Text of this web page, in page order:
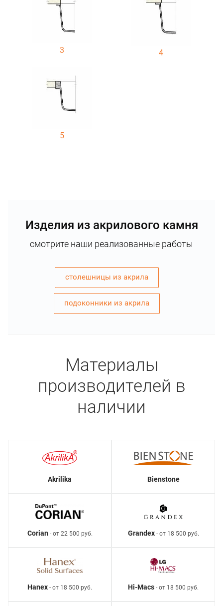
3 4
5
Изделия из акрилового камня
смотрите наши реализованные работы
столешницы из акрила
подоконники из акрила
Материалы
производителей в
наличии
Akrilika Bienstone
Corian- от 22 500 руб. Grandex- от 18 500 руб.
Hanex - от 18 500 руб. Hi-Macs - от 18 500 руб.